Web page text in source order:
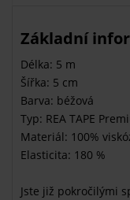
Základní
Délka: 5 m
Šířka: 5 cm
Barva: béžová
Typ: REA TAPE
Materiál: 100%
Elasticita: 180 %
Jste již pokročilými